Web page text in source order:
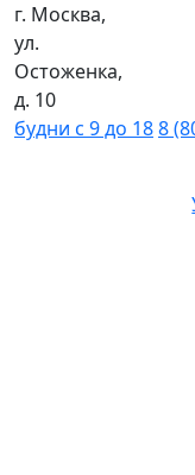
г. Москва,
ул.
Остоженка,
д. 10
будни с 9 до 188